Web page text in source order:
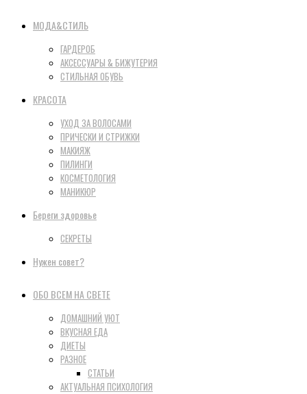
МОДА&СТИЛЬ
ГАРДЕРОБ
АКСЕССУАРЫ & БИЖУТЕРИЯ
СТИЛЬНАЯ ОБУВЬ
КРАСОТА
УХОД ЗА ВОЛОСАМИ
ПРИЧЕСКИ И СТРИЖКИ
МАКИЯЖ
ПИЛИНГИ
КОСМЕТОЛОГИЯ
МАНИКЮР
Береги здоровье
СЕКРЕТЫ
Нужен совет?
ОБО ВСЕМ НА СВЕТЕ
ДОМАШНИЙ УЮТ
ВКУСНАЯ ЕДА
ДИЕТЫ
РАЗНОЕ
СТАТЬИ
АКТУАЛЬНАЯ ПСИХОЛОГИЯ